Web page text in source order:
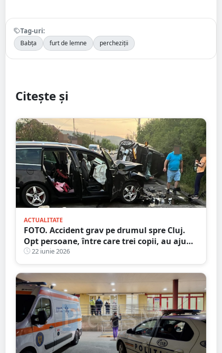
Tag-uri:
Babța furt de lemne percheziții
Citește și
ACTUALITATE
FOTO. Accident grav pe drumul spre Cluj.
Opt persoane, între care trei copii, au ajuns
la spital în urma unei coliziuni frontale
22 iunie 2026